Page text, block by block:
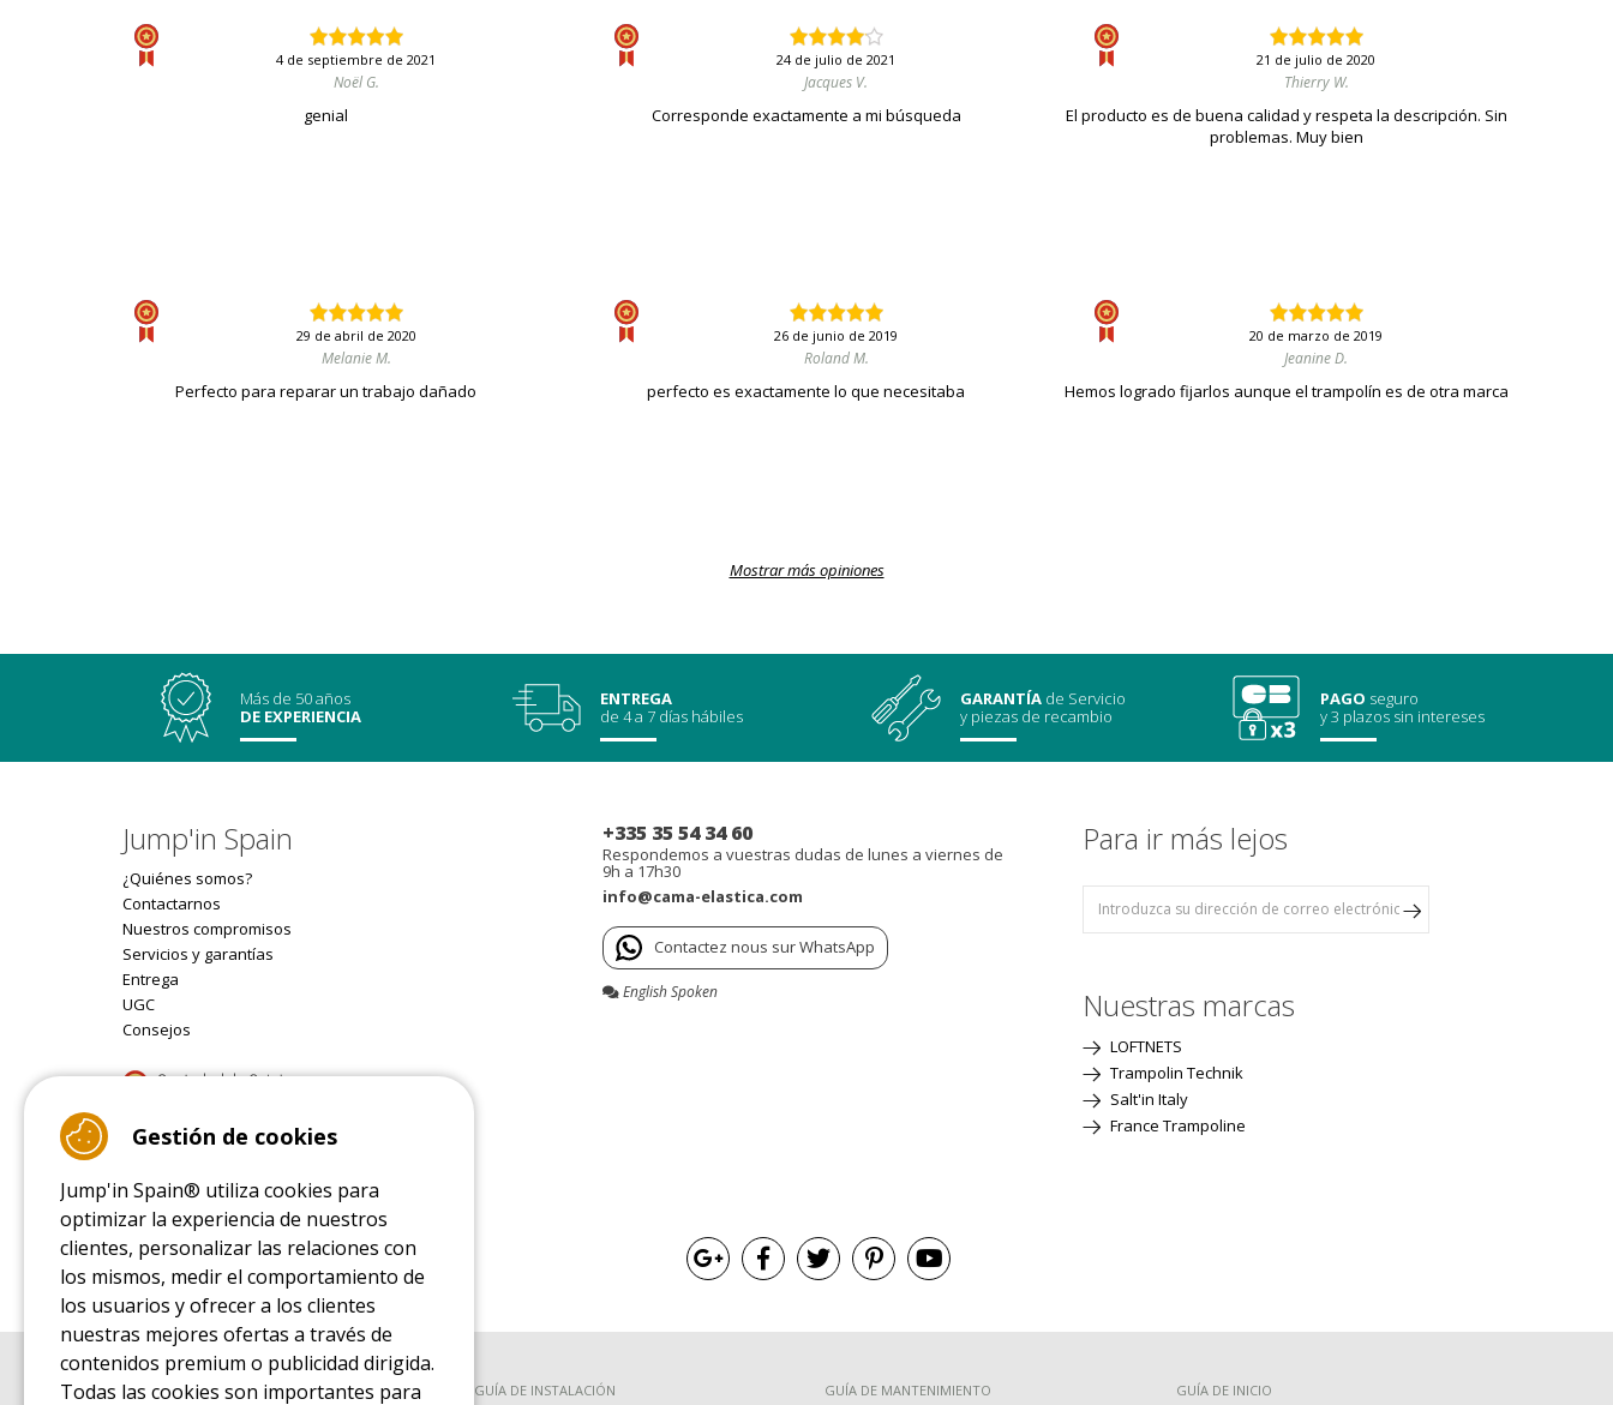
4 de septiembre de 2021
Noël G.
genial
24 de julio de 2021
Jacques V.
Corresponde exactamente a mi búsqueda
21 de julio de 2020
Thierry W.
El producto es de buena calidad y respeta la descripción. Sin
problemas. Muy bien
29 de abril de 2020
Melanie M.
Perfecto para reparar un trabajo dañado
26 de junio de 2019
Roland M.
perfecto es exactamente lo que necesitaba
20 de marzo de 2019
Jeanine D.
Hemos logrado fijarlos aunque el trampolín es de otra marca
Mostrar más opiniones
Más de 50 años
DE EXPERIENCIA
ENTREGA
de 4 a 7 días hábiles
GARANTÍA de Servicio
y piezas de recambio
PAGO seguro
y 3 plazos sin intereses
Jump'in Spain
¿Quiénes somos?
Contactarnos
Nuestros compromisos
Servicios y garantías
Entrega
UGC
Consejos
9.4/10 (22077 reviews)
Read customer reviews
+335 35 54 34 60
Respondemos a vuestras dudas de lunes a viernes de
9h a 17h30
info@cama-elastica.com
Contactez nous sur WhatsApp
English Spoken
Para ir más lejos
Nuestras marcas
LOFTNETS
Trampolin Technik
Salt'in Italy
France Trampoline
GUÍA DE COMPRA
GUÍA DE INSTALACIÓN
GUÍA DE MANTENIMIENTO
GUÍA DE INICIO
Gestión de cookies
Jump'in Spain® utiliza cookies para
optimizar la experiencia de nuestros
clientes, personalizar las relaciones con
los mismos, medir el comportamiento de
los usuarios y ofrecer a los clientes
nuestras mejores ofertas a través de
contenidos premium o publicidad dirigida.
Todas las cookies son importantes para